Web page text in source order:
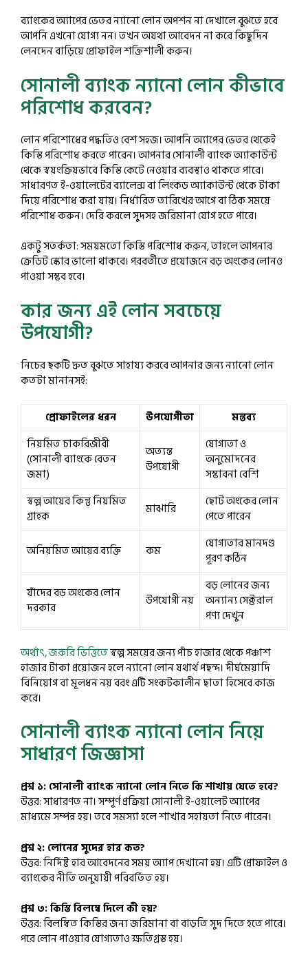
ব্যাংকের অ্যাপের ভেতর ন্যানো লোন অপশন না দেখালে বুঝতে হবে
আপনি এখনো যোগ্য নন। তখন অযথা আবেদন না করে কিছুদিন
লেনদেন বাড়িয়ে প্রোফাইল শক্তিশালী করুন।
সোনালী ব্যাংক ন্যানো লোন কীভাবে
পরিশোধ করবেন?
লোন পরিশোধের পদ্ধতিও বেশ সহজ। আপনি অ্যাপের ভেতর থেকেই
কিস্তি পরিশোধ করতে পারেন। আপনার সোনালী ব্যাংক অ্যাকাউন্ট
থেকে স্বয়ংক্রিয়ভাবে কিস্তি কেটে নেওয়ার ব্যবস্থাও থাকতে পারে।
সাধারণত ই-ওয়ালেটের ব্যালেন্স বা লিংকড অ্যাকাউন্ট থেকে টাকা
দিয়ে পরিশোধ করা যায়। নির্ধারিত তারিখের আগে বা ঠিক সময়ে
পরিশোধ করুন। দেরি করলে সুদসহ জরিমানা যোগ হতে পারে।
একটু সতর্কতা: সময়মতো কিস্তি পরিশোধ করুন, তাহলে আপনার
ক্রেডিট স্কোর ভালো থাকবে। পরবর্তীতে প্রয়োজনে বড় অংকের লোনও
পাওয়া সম্ভব হবে।
কার জন্য এই লোন সবচেয়ে
উপযোগী?
নিচের ছকটি দ্রুত বুঝতে সাহায্য করবে আপনার জন্য ন্যানো লোন
কতটা মানানসই:
প্রোফাইলের ধরন উপযোগীতা
মন্তব্য
নিয়মিত চাকরিজীবী
(সোনালী ব্যাংকে বেতন
জমা)
অত্যন্ত
উপযোগী
যোগ্যতা ও
অনুমোদনের
সম্ভাবনা বেশি
স্বল্প আয়ের কিন্তু নিয়মিত
গ্রাহক
মাঝারি
ছোট অংকের লোন
পেতে পারেন
অনিয়মিত আয়ের ব্যক্তি
কম
যোগ্যতার মানদণ্ড
পূরণ কঠিন
যাঁদের বড় অংকের লোন
দরকার
উপযোগী নয়
বড় লোনের জন্য
অন্যান্য সেক্টরাল
পণ্য দেখুন
অর্থাৎ, জরুরি ভিত্তিতেস্বল্প সময়ের জন্য পাঁচ হাজার থেকে পঞ্চাশ
হাজার টাকা প্রয়োজন হলে ন্যানো লোন যথার্থ পছন্দ। দীর্ঘমেয়াদি
বিনিয়োগ বা মূলধন নয় বরং এটি সংকটকালীন ছাতা হিসেবে কাজ
করে।
সোনালী ব্যাংক ন্যানো লোন নিয়ে
সাধারণ জিজ্ঞাসা
প্রশ্ন ১: সোনালী ব্যাংক ন্যানো লোন নিতে কি শাখায় যেতে হবে?
উত্তর: সাধারণত না। সম্পূর্ণ প্রক্রিয়া সোনালী ই-ওয়ালেট অ্যাপের
মাধ্যমে সম্পন্ন হয়। তবে সমস্যা হলে শাখার সহায়তা নিতে পারেন।
প্রশ্ন ২: লোনের সুদের হার কত?
উত্তর: নির্দিষ্ট হার আবেদনের সময় অ্যাপ দেখানো হয়। এটি প্রোফাইল ও
ব্যাংকের নীতি অনুযায়ী পরিবর্তিত হয়।
প্রশ্ন ৩: কিস্তি বিলম্বে দিলে কী হয়?
উত্তর: বিলম্বিত কিস্তির জন্য জরিমানা বা বাড়তি সুদ দিতে হতে পারে।
পরে লোন পাওয়ার যোগ্যতাও ক্ষতিগ্রস্ত হয়।